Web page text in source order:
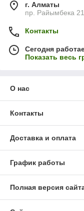
г. Алматы
пр. Райымбека
Контакты
Сегодня
Показать весь
О нас
Контакты
Доставка и оплата
График работы
Полная версия